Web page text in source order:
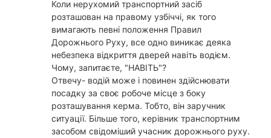
Коли нерухомий транспортний засіб
розташован на правому узбіччі, як того
вимагають певні положення Правил
Дорожнього Руху, все одно виникає деяка
небезпека відкриття дверей навіть водієм.
Чому, запитаєте, "НАВІТЬ"?
Отвечу- водій може і повинен здійснювати
посадку за своє робоче місце з боку
розташування керма. Тобто, він заручник
ситуації. Більше того, керівник транспортним
засобом свідоміший учасник дорожнього руху.